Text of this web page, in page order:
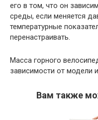
его в том, что он
среды, если меняется
температурные
перенастраивать.
Масса горного
зависимости от модели
Вам также